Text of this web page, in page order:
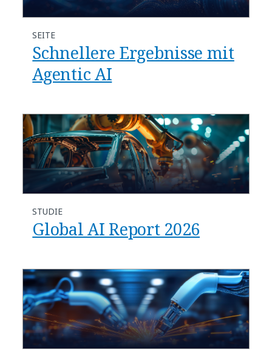
SEITE
Schnellere Ergebnisse mit
Agentic AI
STUDIE
Global AI Report 2026